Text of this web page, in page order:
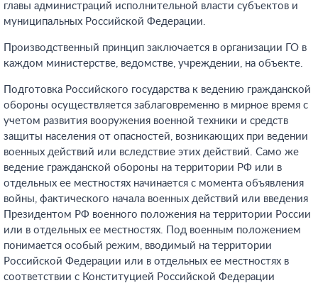
главы администраций исполнительной власти субъектов и
муниципальных Российской Федерации.
Производственный принцип заключается в организации ГО в
каждом министерстве, ведомстве, учреждении, на объекте.
Подготовка Российского государства к ведению гражданской
обороны осуществляется заблаговременно в мирное время с
учетом развития вооружения военной техники и средств
защиты населения от опасностей, возникающих при ведении
военных действий или вследствие этих действий. Само же
ведение гражданской обороны на территории РФ или в
отдельных ее местностях начинается с момента объявления
войны, фактического начала военных действий или введения
Президентом РФ военного положения на территории России
или в отдельных ее местностях. Под военным положением
понимается особый режим, вводимый на территории
Российской Федерации или в отдельных ее местностях в
соответствии с Конституцией Российской Федерации